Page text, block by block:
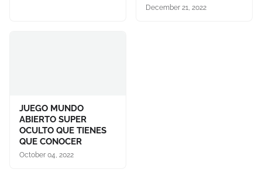
December 21, 2022
JUEGO MUNDO
ABIERTO SUPER
OCULTO QUE TIENES
QUE CONOCER
October 04, 2022